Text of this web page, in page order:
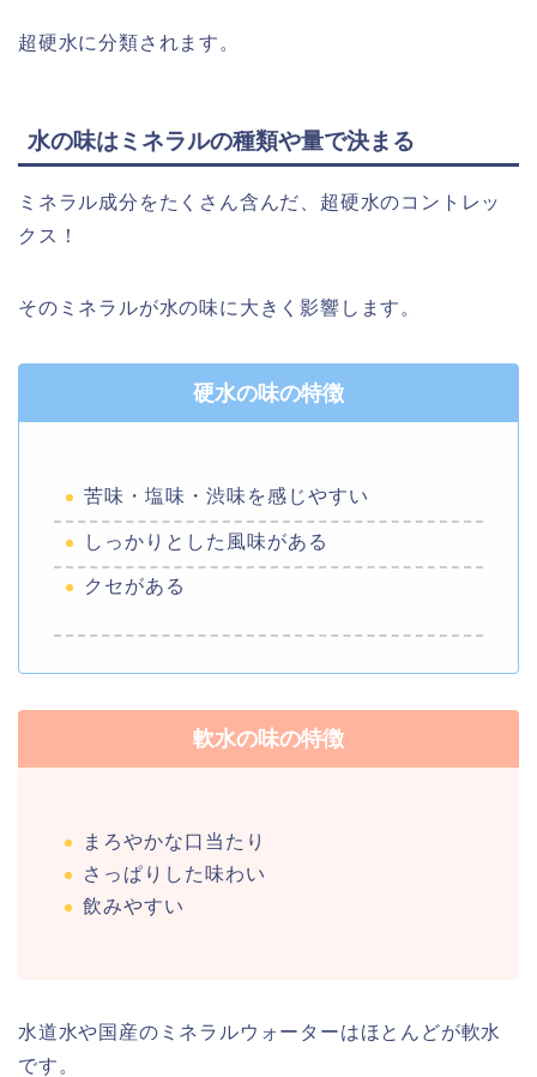
超硬水に分類されます。
水の味はミネラルの種類や量で決まる
ミネラル成分をたくさん含んだ、超硬水のコントレッ
クス！
そのミネラルが水の味に大きく影響します。
硬水の味の特徴
苦味・塩味・渋味を感じやすい
しっかりとした風味がある
クセがある
軟水の味の特徴
まろやかな口当たり
さっぱりした味わい
飲みやすい
水道水や国産のミネラルウォーターはほとんどが軟水
です。